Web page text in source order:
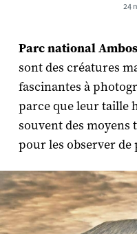
24
Parc national
sont des créatures
fascinantes à
parce que leur taille
souvent des moyens
pour les observer de